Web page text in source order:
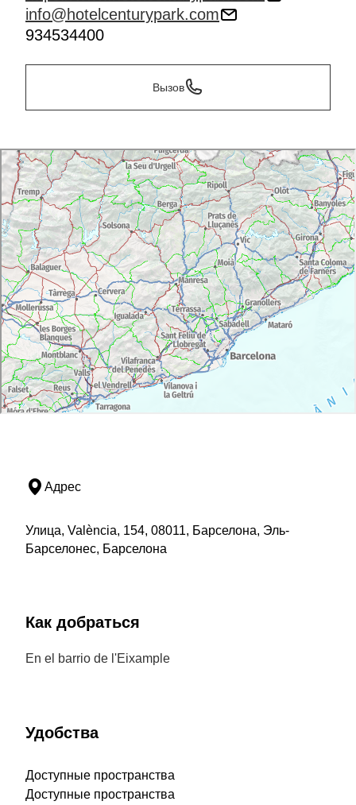
info@hotelcenturypark.com
934534400
Вызов
Адрес
Улица, València, 154, 08011, Барселона, Эль-
Барселонес, Барселона
Как добраться
En el barrio de l'Eixample
Удобства
Доступные пространства
Доступные пространства